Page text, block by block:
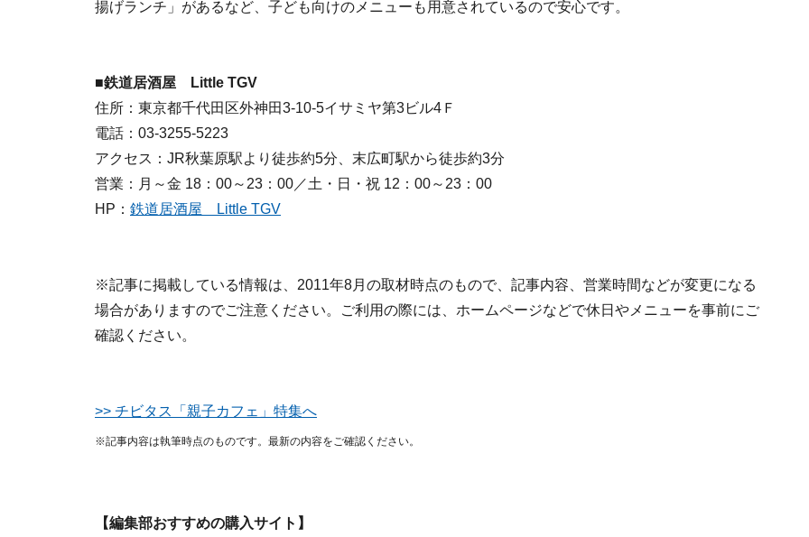
揚げランチ」があるなど、子ども向けのメニューも用意されているので安心です。
■鉄道居酒屋 Little TGV
住所：東京都千代田区外神田3-10-5イサミヤ第3ビル4Ｆ
電話：03-3255-5223
アクセス：JR秋葉原駅より徒歩約5分、末広町駅から徒歩約3分
営業：月～金 18：00～23：00／土・日・祝 12：00～23：00
HP： 鉄道居酒屋 Little TGV
※記事に掲載している情報は、2011年8月の取材時点のもので、記事内容、営業時間などが変更になる
場合がありますのでご注意ください。ご利用の際には、ホームページなどで休日やメニューを事前にご
確認ください。
>> チビタス「親子カフェ」特集へ
※記事内容は執筆時点のものです。最新の内容をご確認ください。
【編集部おすすめの購入サイト】